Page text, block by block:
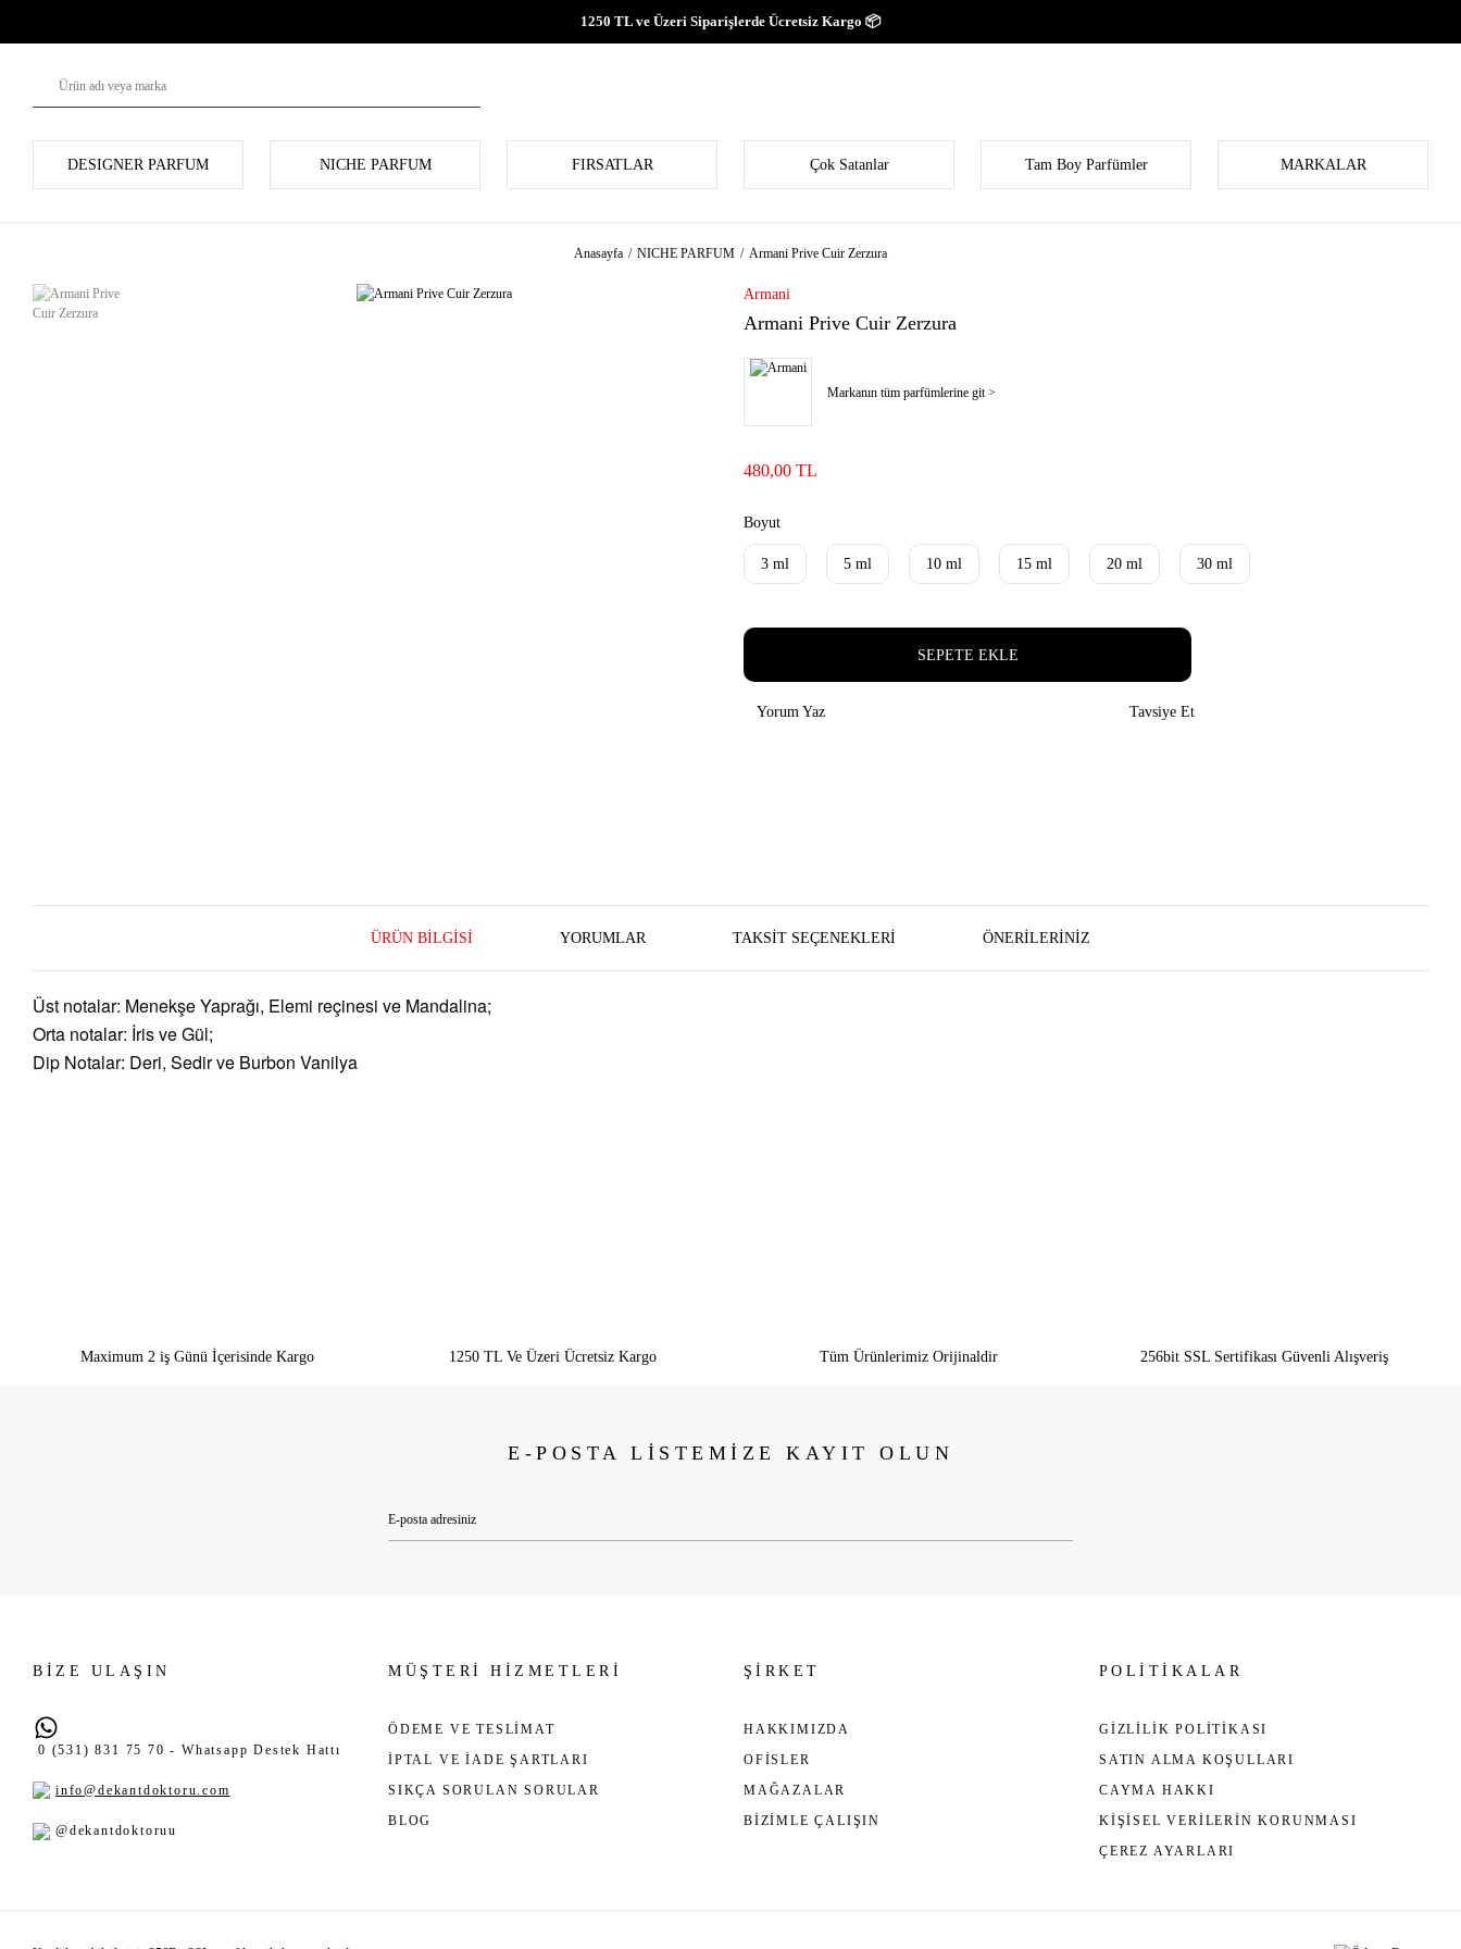
1250 TL ve Üzeri Siparişlerde Ücretsiz Kargo 📦
DESIGNER PARFUM NICHE PARFUM FIRSATLAR Çok Satanlar Tam Boy Parfümler MARKALAR
Anasayfa NICHE PARFUM Armani Prive Cuir Zerzura
Armani
Armani Prive Cuir Zerzura
Markanın tüm parfümlerine git >
480,00 TL
Boyut
3 ml 5 ml 10 ml 15 ml 20 ml 30 ml
SEPETE EKLE
Yorum Yaz Tavsiye Et
ÜRÜN BILGISI YORUMLAR TAKSIT SEÇENEKLERI ÖNERILERINIZ
Üst notalar: Menekşe Yaprağı, Elemi reçinesi ve Mandalina;
Orta notalar: İris ve Gül;
Dip Notalar: Deri, Sedir ve Burbon Vanilya
Maximum 2 iş Günü İçerisinde Kargo 1250 TL Ve Üzeri Ücretsiz Kargo Tüm Ürünlerimiz Orijinaldir 256bit SSL Sertifikası Güvenli Alışveriş
E-POSTA LİSTEMİZE KAYIT OLUN
BİZE ULAŞIN
0 (531) 831 75 70 - Whatsapp Destek Hattı
info@dekantdoktoru.com
@dekantdoktoruu
MÜŞTERİ HİZMETLERİ
ÖDEME VE TESLİMAT
İPTAL VE İADE ŞARTLARI
SIKÇA SORULAN SORULAR
BLOG
ŞİRKET
HAKKIMIZDA
OFİSLER
MAĞAZALAR
BİZİMLE ÇALIŞIN
POLİTİKALAR
GİZLİLİK POLİTİKASI
SATIN ALMA KOŞULLARI
CAYMA HAKKI
KİŞİSEL VERİLERİN KORUNMASI
ÇEREZ AYARLARI